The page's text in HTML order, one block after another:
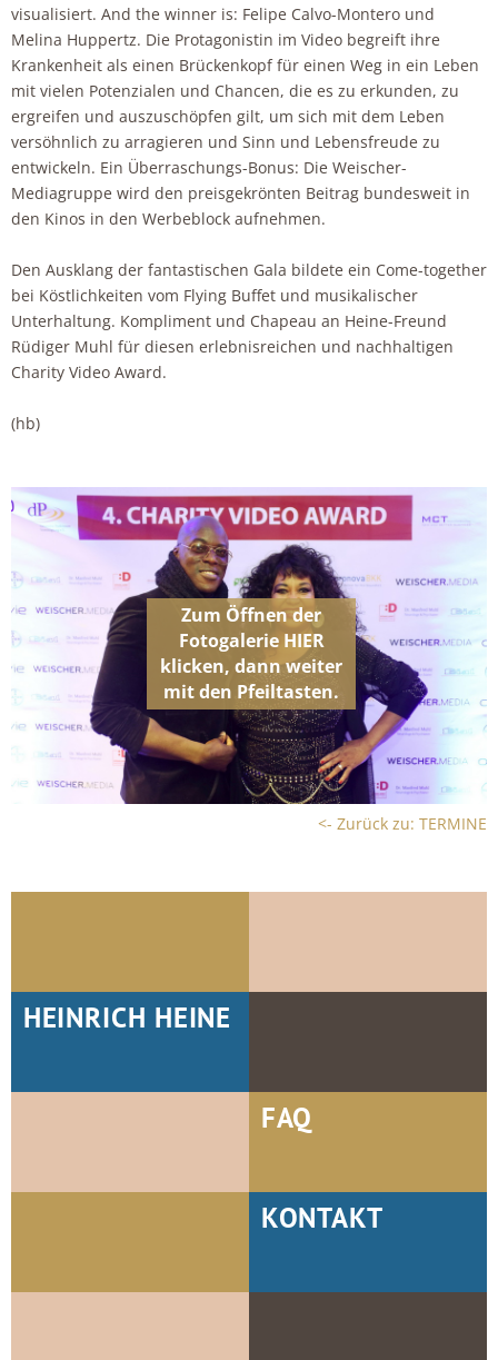
visualisiert. And the winner is: Felipe Calvo-Montero und
Melina Huppertz. Die Protagonistin im Video begreift ihre
Krankenheit als einen Brückenkopf für einen Weg in ein Leben
mit vielen Potenzialen und Chancen, die es zu erkunden, zu
ergreifen und auszuschöpfen gilt, um sich mit dem Leben
versöhnlich zu arragieren und Sinn und Lebensfreude zu
entwickeln. Ein Überraschungs-Bonus: Die Weischer-
Mediagruppe wird den preisgekrönten Beitrag bundesweit in
den Kinos in den Werbeblock aufnehmen.
Den Ausklang der fantastischen Gala bildete ein Come-together
bei Köstlichkeiten vom Flying Buffet und musikalischer
Unterhaltung. Kompliment und Chapeau an Heine-Freund
Rüdiger Muhl für diesen erlebnisreichen und nachhaltigen
Charity Video Award.
(hb)
<- Zurück zu: TERMINE
HEINRICH HEINE
FAQ
KONTAKT